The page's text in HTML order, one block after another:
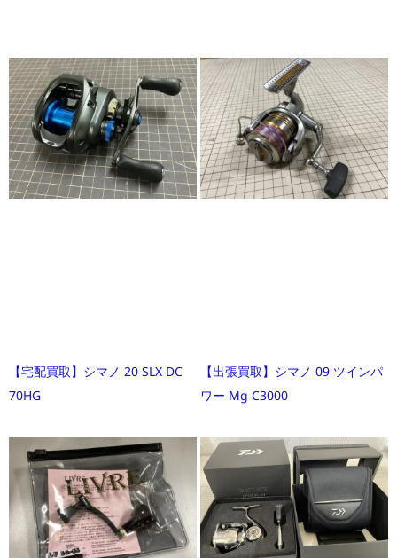
【宅配買取】シマノ 20 SLX DC
70HG
【出張買取】シマノ 09 ツインパ
ワー Mg C3000